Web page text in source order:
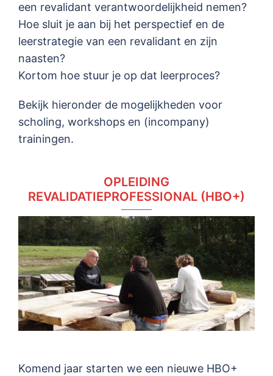
een revalidant verantwoordelijkheid nemen?
Hoe sluit je aan bij het perspectief en de
leerstrategie van een revalidant en zijn
naasten?
Kortom hoe stuur je op dat leerproces?
Bekijk hieronder de mogelijkheden voor
scholing, workshops en (incompany)
trainingen.
OPLEIDING
REVALIDATIEPROFESSIONAL (HBO+)
Komend jaar starten we een nieuwe HBO+